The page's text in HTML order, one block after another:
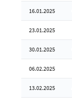
16.01.2025
23.01.2025
30.01.2025
06.02.2025
13.02.2025